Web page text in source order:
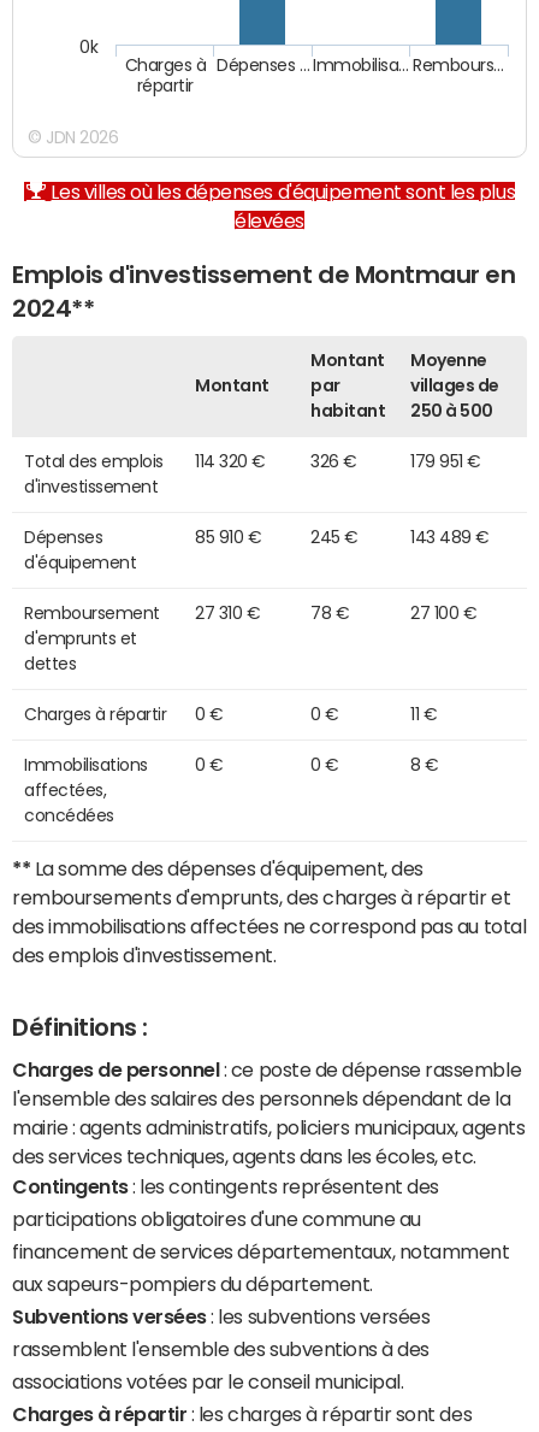
Charges à
répartir
Dépenses … Immobilisa… Rembours…
0k
© JDN 2026
Les villes où les dépenses d'équipement sont les plus
élevées
Emplois d'investissement de Montmaur en
2024**
Montant
Montant
par
habitant
Moyenne
villages de
250 à 500
Total des emplois
d'investissement
114 320 € 326 € 179 951 €
Dépenses
d'équipement
85 910 € 245 € 143 489 €
Remboursement
d'emprunts et
dettes
27 310 € 78 € 27 100 €
Charges à répartir 0 € 0 € 11 €
Immobilisations
affectées,
concédées
0 € 0 € 8 €
** La somme des dépenses d'équipement, des
remboursements d'emprunts, des charges à répartir et
des immobilisations affectées ne correspond pas au total
des emplois d'investissement.
Définitions :
Charges de personnel : ce poste de dépense rassemble
l'ensemble des salaires des personnels dépendant de la
mairie : agents administratifs, policiers municipaux, agents
des services techniques, agents dans les écoles, etc.
Contingents: les contingents représentent des
participations obligatoires d'une commune au
financement de services départementaux, notamment
aux sapeurs-pompiers du département.
Subventions versées: les subventions versées
rassemblent l'ensemble des subventions à des
associations votées par le conseil municipal.
Charges à répartir : les charges à répartir sont des